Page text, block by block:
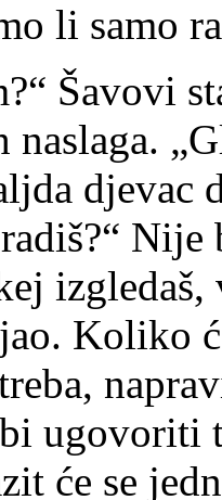
samo
djevac
Koliko
ugovoriti
će se